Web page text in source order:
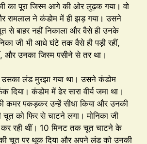
का पूरा जिस्म आगे की ओर लुढ़क गया। वो
रामलाल ने कंडोम में ही झड़ गया। उसने
से बाहर नहीं निकाला और वैसे ही उनके
जी भी आधे घंटे तक वैसे ही पड़ी रहीं,
और उनका जिस्म पसीने से तर था।
उसका लंड मुरझा गया था। उसने कंडोम
दिया। कंडोम में ढेर सारा वीर्य जमा था।
कमर पकड़कर उन्हें सीधा किया और उनकी
को फिर से चाटने लगा। मोनिका जी
रही थीं। 10 मिनट तक चूत चाटने के
चूत पर थूक दिया और अपने लंड को उनकी